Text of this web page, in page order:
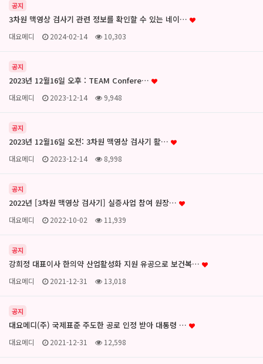
공지
3차원 맥영상 검사기 관련 정보를 확인할 수 있는 네이…
대요메디 2024-02-14 10,303
공지
2023년 12월16일 오후 : TEAM Confere…
대요메디 2023-12-14 9,948
공지
2023년 12월16일 오전: 3차원 맥영상 검사기 활…
대요메디 2023-12-14 8,998
공지
2022년 [3차원 맥영상 검사기] 실증사업 참여 원장…
대요메디 2022-10-02 11,939
공지
강희정 대표이사 한의약 산업활성화 지원 유공으로 보건복…
대요메디 2021-12-31 13,018
공지
대요메디(주) 국제표준 주도한 공로 인정 받아 대통령 …
대요메디 2021-12-31 12,598